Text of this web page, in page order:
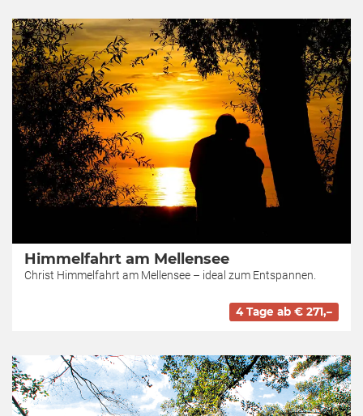
Himmelfahrt am Mellensee
Christ Himmelfahrt am Mellensee – ideal zum Entspannen.
4 Tage ab € 271,–